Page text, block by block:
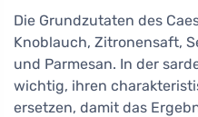
Die Grundzutaten des
Knoblauch, Zitronensaft,
und Parmesan. In der
wichtig, ihren
ersetzen, damit das